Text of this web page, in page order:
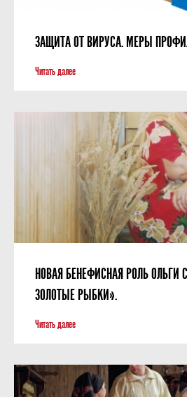
ЗАЩИТА ОТ ВИРУСА. МЕРЫ
Читать далее
НОВАЯ БЕНЕФИСНАЯ РОЛЬ ОЛЬГИ
ЗОЛОТЫЕ РЫБКИ».
Читать далее